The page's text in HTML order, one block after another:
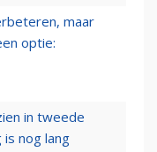
maar
optie:
in tweede
nog lang